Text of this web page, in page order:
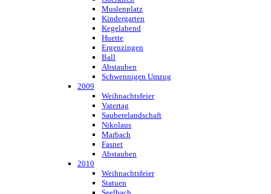
Muslenplatz
Kindergarten
Kegelabend
Huette
Ergenzingen
Ball
Abstauben
Schwennigen Umzug
2009
Weihnachtsfeier
Vatertag
Sauberelandschaft
Nikolaus
Marbach
Fasnet
Abstauben
2010
Weihnachtsfeier
Statuen